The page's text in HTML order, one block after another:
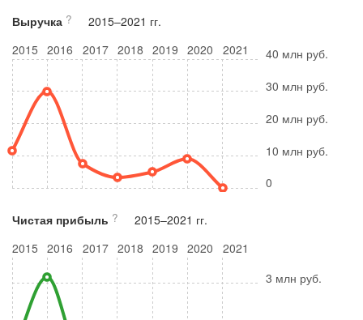
Выручка ?
2015–2021 гг.
2015 2016 2017 2018 2019 2020 2021
0
10 млн руб.
20 млн руб.
30 млн руб.
40 млн руб.
Чистая прибыль ?
2015–2021 гг.
2015 2016 2017 2018 2019 2020 2021
3 млн руб.